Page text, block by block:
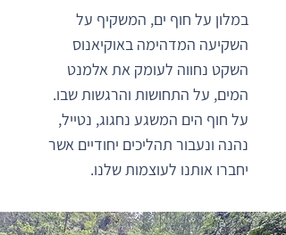
במלון על חוף ים, המשקיף על
השקיעה המדהימה באוקיאנוס
השקט נחווה לעומק את אלמנט
המים, על התחושות והרגשות שבו.
על חוף הים המשגע נחגוג, נטייל,
נהנה ונעבור תהליכים יחודיים אשר
יחברו אותנו לעוצמות שלנו.